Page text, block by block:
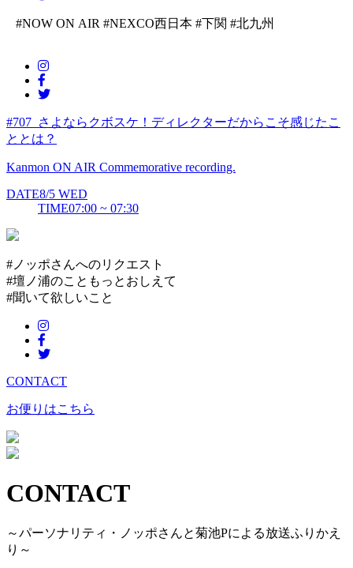
#NOW ON AIR #NEXCO西日本 #下関 #北九州
#707_さよならクボスケ！ディレクターだからこそ感じたこ
ととは？
Kanmon ON AIR Commemorative recording.
DATE8/5 WED
TIME07:00 ~ 07:30
#ノッポさんへのリクエスト
#壇ノ浦のこともっとおしえて
#聞いて欲しいこと
CONTACT
お便りはこちら
CONTACT
～パーソナリティ・ノッポさんと菊池Pによる放送ふりかえ
り～